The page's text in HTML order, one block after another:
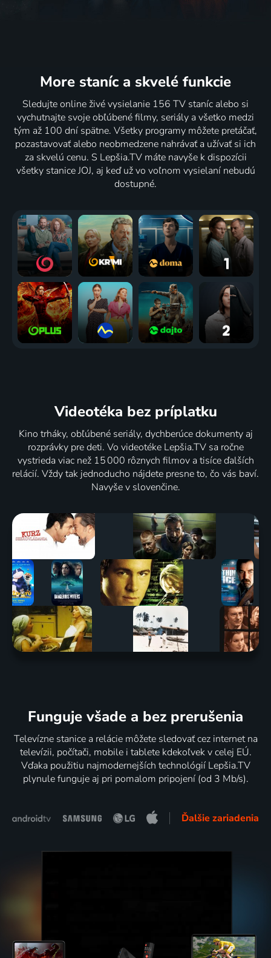
More staníc a skvelé funkcie
Sledujte online živé vysielanie 156 TV staníc alebo si
vychutnajte svoje obľúbené filmy, seriály a všetko medzi
tým až 100 dní spätne. Všetky programy môžete pretáčať,
pozastavovať alebo neobmedzene nahrávať a užívať si ich
za skvelú cenu. S Lepšia.TV máte navyše k dispozícii
všetky stanice JOJ, aj keď už vo voľnom vysielaní nebudú
dostupné.
Videotéka bez príplatku
Kino trháky, obľúbené seriály, dychberúce dokumenty aj
rozprávky pre deti. Vo videotéke Lepšia.TV sa ročne
vystrieda viac než 15 000 rôznych filmov a tisíce ďalších
relácií. Vždy tak jednoducho nájdete presne to, čo vás baví.
Navyše v slovenčine.
Funguje všade a bez prerušenia
Televízne stanice a relácie môžete sledovať cez internet na
televízii, počítači, mobile i tablete kdekoľvek v celej EÚ.
Vďaka použitiu najmodernejších technológií Lepšia.TV
plynule funguje aj pri pomalom pripojení (od 3 Mb/s).
Ďalšie zariadenia